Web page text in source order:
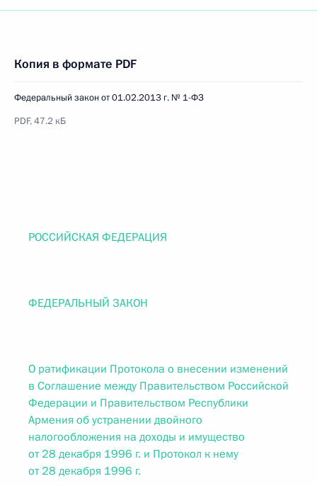
Копия в формате PDF
Федеральный закон от 01.02.2013 г. № 1-ФЗ
PDF, 47.2 кБ
РОССИЙСКАЯ ФЕДЕРАЦИЯ
ФЕДЕРАЛЬНЫЙ ЗАКОН
О ратификации Протокола о внесении изменений
в Соглашение между Правительством Российской
Федерации и Правительством Республики
Армения об устранении двойного
налогообложения на доходы и имущество
от 28 декабря 1996 г. и Протокол к нему
от 28 декабря 1996 г.